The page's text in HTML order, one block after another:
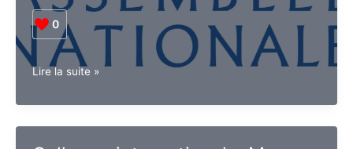
de-presse, Point Info /
Caraib Creole
News
déclaration de politique générale : le premier ministre
se veut complaisant avec l’extrême droite et les